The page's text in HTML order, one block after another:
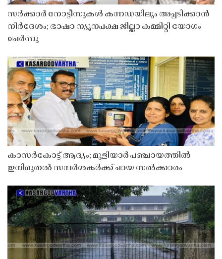
സർക്കാർ നോട്ടീസുകൾ കന്നഡയിലും അച്ചടിക്കാൻ
നിർദേശം; ഭാഷാ ന്യൂനപക്ഷ ജില്ലാ കമ്മിറ്റി യോഗം
ചേർന്നു
കാസർകോട്ട് ആദ്യം; മുളിയാർ പഞ്ചായത്തിൽ
ഇനിമുതൽ സന്ദർശകർക്ക് ചായ സൽക്കാരം